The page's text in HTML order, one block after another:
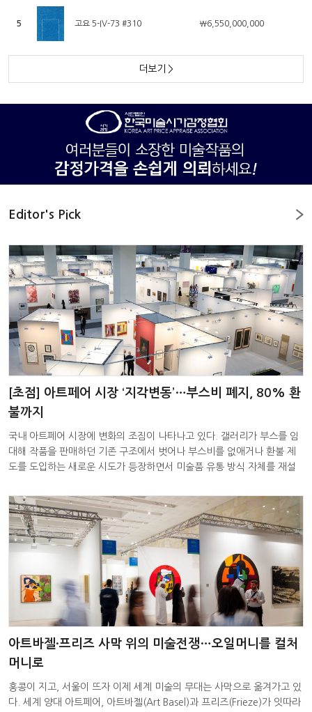
5 고요 5-IV-73 #310 ￦6,550,000,000
더보기 >
Editor's Pick
[초점] 아트페어 시장 ‘지각변동’…부스비 폐지, 80% 환
불까지
국내 아트페어 시장에 변화의 조짐이 나타나고 있다. 갤러리가 부스를 임
대해 작품을 판매하던 기존 구조에서 벗어나 부스비를 없애거나 환불 제
도를 도입하는 새로운 시도가 등장하면서 미술품 유통 방식 자체를 재설
아트바젤·프리즈 사막 위의 미술전쟁…오일머니를 컬처
머니로
홍콩이 지고, 서울이 뜨자 이제 세계 미술의 무대는 사막으로 옮겨가고 있
다. 세계 양대 아트페어, 아트바젤(Art Basel)과 프리즈(Frieze)가 잇따라